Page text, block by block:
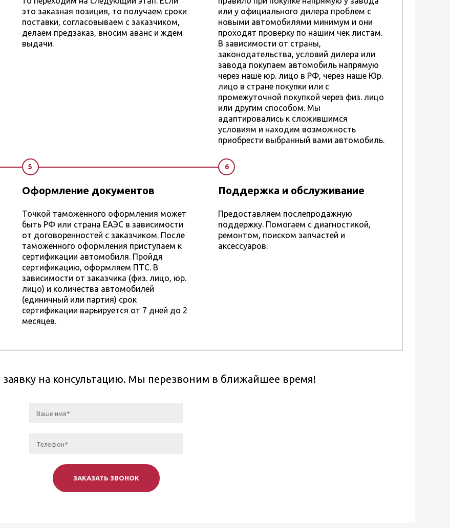
это заказная позиция, то получаем сроки
поставки, согласовываем с заказчиком,
делаем предзаказ, вносим аванс и ждем
выдачи.
или у официального дилера проблем с
новыми автомобилями минимум и они
проходят проверку по нашим чек листам.
В зависимости от страны,
законодательства, условий дилера или
завода покупаем автомобиль напрямую
через наше юр. лицо в РФ, через наше Юр.
лицо в стране покупки или с
промежуточной покупкой через физ. лицо
или другим способом. Мы
адаптировались к сложившимся
условиям и находим возможность
приобрести выбранный вами автомобиль.
5
Оформление документов
Точкой таможенного оформления может
быть РФ или страна ЕАЭС в зависимости
от договоренностей с заказчиком. После
таможенного оформления приступаем к
сертификации автомобиля. Пройдя
сертификацию, оформляем ПТС. В
зависимости от заказчика (физ. лицо, юр.
лицо) и количества автомобилей
(единичный или партия) срок
сертификации варьируется от 7 дней до 2
месяцев.
6
Поддержка и обслуживание
Предоставляем послепродажную
поддержку. Помогаем с диагностикой,
ремонтом, поиском запчастей и
аксессуаров.
заявку на консультацию. Мы перезвоним в ближайшее время!